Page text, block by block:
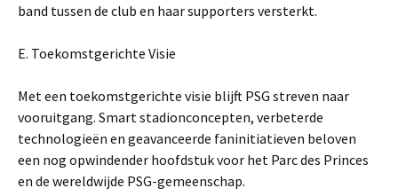
band tussen de club en haar supporters versterkt.
E. Toekomstgerichte Visie
Met een toekomstgerichte visie blijft PSG streven naar
vooruitgang. Smart stadionconcepten, verbeterde
technologieën en geavanceerde faninitiatieven beloven
een nog opwindender hoofdstuk voor het Parc des Princes
en de wereldwijde PSG-gemeenschap.